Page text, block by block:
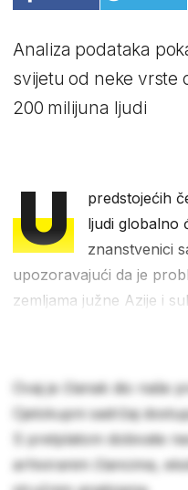
Analiza podataka
svijetu od neke vrste
200 milijuna ljudi
U
predstojećih
ljudi globalno
znanstvenici
upozoravajući da je
zemljama južne Azije i
Ovaj je članak dio naše
Cjelokupni sadržaj
S pretplatom dobivate
arhiviranim člancima,